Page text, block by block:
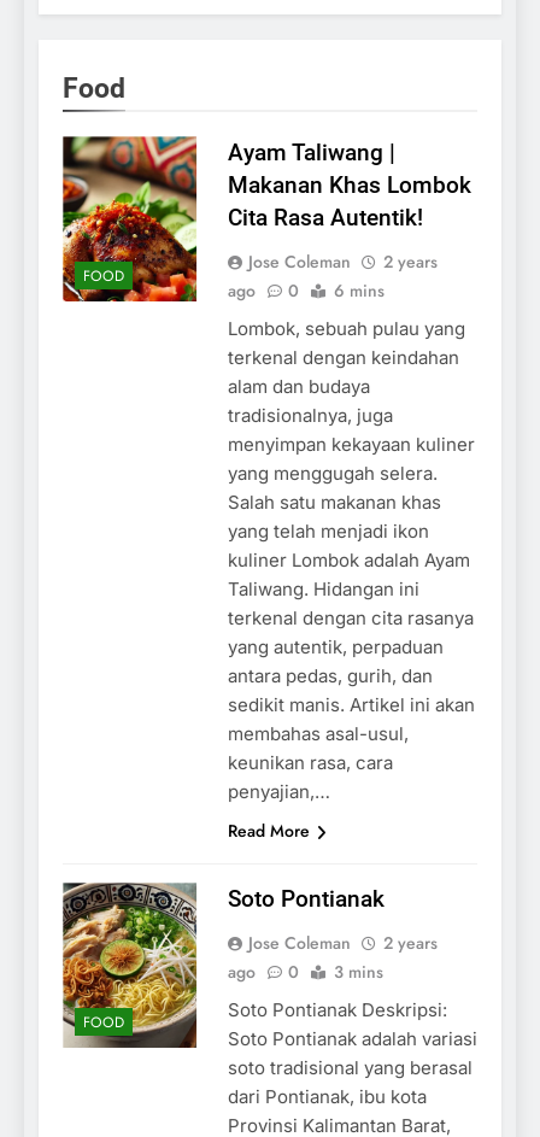
Food
FOOD
Ayam Taliwang |
Makanan Khas Lombok
Cita Rasa Autentik!
Jose Coleman
2 years
ago
0 6 mins
Lombok, sebuah pulau yang
terkenal dengan keindahan
alam dan budaya
tradisionalnya, juga
menyimpan kekayaan kuliner
yang menggugah selera.
Salah satu makanan khas
yang telah menjadi ikon
kuliner Lombok adalah Ayam
Taliwang. Hidangan ini
terkenal dengan cita rasanya
yang autentik, perpaduan
antara pedas, gurih, dan
sedikit manis. Artikel ini akan
membahas asal-usul,
keunikan rasa, cara
penyajian,…
Read More
FOOD
Soto Pontianak
Jose Coleman
2 years
ago
0 3 mins
Soto Pontianak Deskripsi:
Soto Pontianak adalah variasi
soto tradisional yang berasal
dari Pontianak, ibu kota
Provinsi Kalimantan Barat,